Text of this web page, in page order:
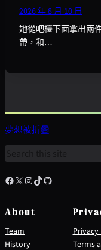
2026 年 8 月 10 日
她從吧檯下面拿出兩
帶，和…
夢想被折疊
Facebook X Instagram TikTok GitHub
About
Team
History
Terms